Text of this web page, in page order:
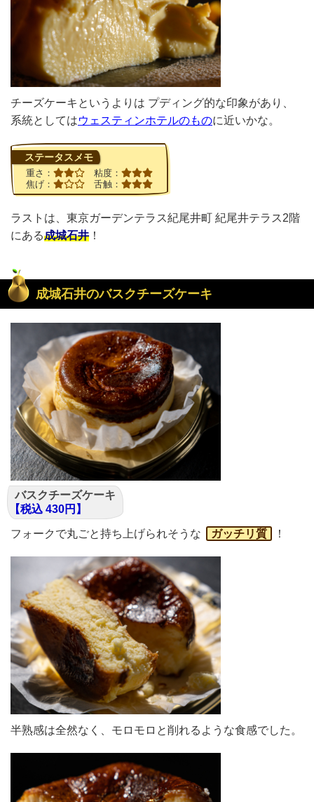
チーズケーキというよりは プディング的な印象があり、
系統としてはウェスティンホテルのものに近いかな。
ステータスメモ
重さ：
粘度：
焦げ：
舌触：
ラストは、東京ガーデンテラス紀尾井町 紀尾井テラス2階
にある成城石井 ！
成城石井のバスクチーズケーキ
バスクチーズケーキ
【税込 430円】
フォークで丸ごと持ち上げられそうな ガッチリ質 ！
半熟感は全然なく、モロモロと削れるような食感でした。